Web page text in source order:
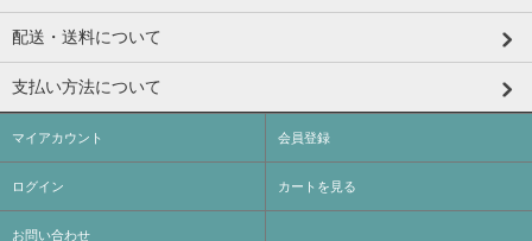
配送・送料について
支払い方法について
マイアカウント 会員登録
ログイン カートを見る
お問い合わせ